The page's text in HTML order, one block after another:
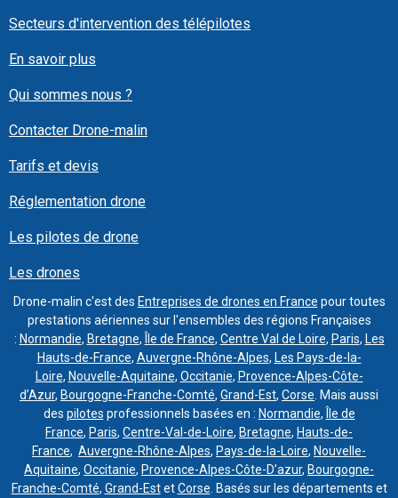
Secteurs d'intervention des télépilotes
En savoir plus
Qui sommes nous ?
Contacter Drone-malin
Tarifs et devis
Réglementation drone
Les pilotes de drone
Les drones
Drone-malin c'est des Entreprises de drones en France pour toutes
prestations aériennes sur l'ensembles des régions Françaises
: Normandie, Bretagne, Île de France, Centre Val de Loire, Paris, Les
Hauts-de-France, Auvergne-Rhône-Alpes, Les Pays-de-la-
Loire, Nouvelle-Aquitaine, Occitanie, Provence-Alpes-Côte-
d’Azur, Bourgogne-Franche-Comté, Grand-Est, Corse . Mais aussi
des pilotes professionnels basées en : Normandie,
Île de
France, Paris, Centre-Val-de-Loire, Bretagne, Hauts-de-
France, Auvergne-Rhône-Alpes, Pays-de-la-Loire, Nouvelle-
Aquitaine, Occitanie, Provence-Alpes-Côte-D’azur, Bourgogne-
Franche-Comté, Grand-EstetCorse . Basés sur les départements et